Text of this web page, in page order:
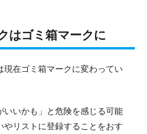
はゴミ箱マークに
現在ゴミ箱マークに変わってい
いいかも」と危険を感じる可能
リストに登録することをおす